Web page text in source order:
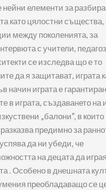
елементи за
като цялостни същества,
между поколенията, за
с учители,
се изследва що е то
да я защитават, играта
начин играта е
в играта, създаването на
„балони“, в които
предимно за
да ни убеди, че
на децата да
. Особено в днешната
преобладаващо се